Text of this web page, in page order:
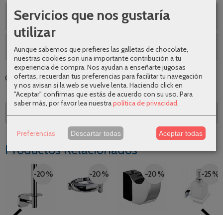
Envíos gratuitos
SEGUNDAS REBAJAS AGOSTO
Categoría:Accesorios de baño|Tags:|Comentarios
Descripción
Productos Relacionados
-20 % -20 % -20 % -25 %
Servicios que nos gustaría
utilizar
Aunque sabemos que prefieres las galletas de chocolate,
nuestras cookies son una importante contribución a tu
experiencia de compra. Nos ayudan a enseñarte jugosas
ofertas, recuerdan tus preferencias para facilitar tu navegación
y nos avisan si la web se vuelve lenta. Haciendo click en
"Aceptar" confirmas que estás de acuerdo con su uso. Para
saber más, por favor lea nuestrapolítica de privacidad.
Preferencias Descartar todas Aceptar todas